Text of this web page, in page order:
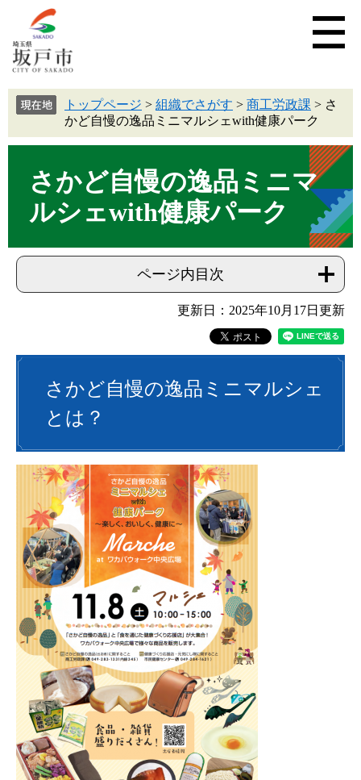
トップページ > 組織でさがす > 商工労政課 > さ
かど自慢の逸品ミニマルシェwith健康パーク
さかど自慢の逸品ミニマ
ルシェwith健康パーク
ページ内目次
更新日：2025年10月17日更新
さかど自慢の逸品ミニマルシェ
とは？